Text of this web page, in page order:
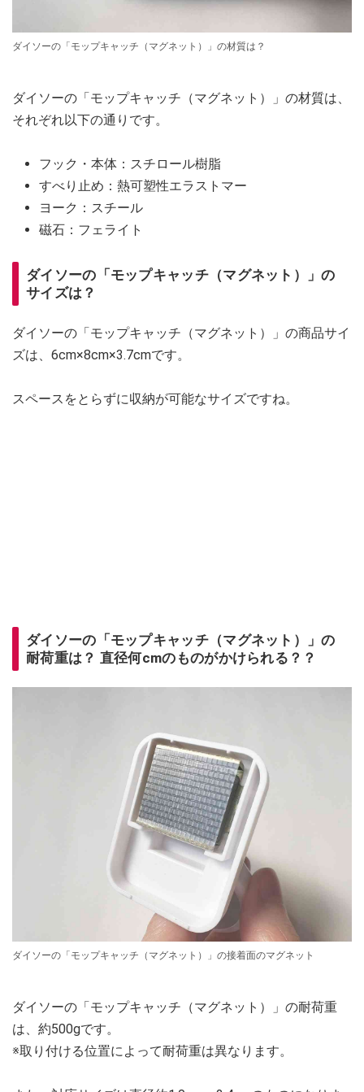
ダイソーの「モップキャッチ（マグネット）」の材質は？
ダイソーの「モップキャッチ（マグネット）」の材質は、
それぞれ以下の通りです。
フック・本体：スチロール樹脂
すべり止め：熱可塑性エラストマー
ヨーク：スチール
磁石：フェライト
ダイソーの「モップキャッチ（マグネット）」の
サイズは？
ダイソーの「モップキャッチ（マグネット）」の商品サイ
ズは、6cm×8cm×3.7cmです。
スペースをとらずに収納が可能なサイズですね。
ダイソーの「モップキャッチ（マグネット）」の
耐荷重は？ 直径何cmのものがかけられる？？
ダイソーの「モップキャッチ（マグネット）」の接着面のマグネット
ダイソーの「モップキャッチ（マグネット）」の耐荷重
は、約500gです。
※取り付ける位置によって耐荷重は異なります。